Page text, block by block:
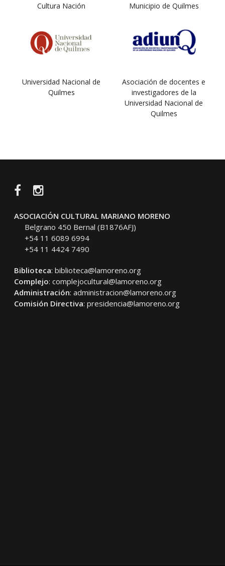
Cultura Nación Municipio de Quilmes
Universidad Nacional de
Quilmes
Asociación de docentes e
investigadores de la
Universidad Nacional de
Quilmes
FacebookInstagram
ASOCIACIÓN CULTURAL MARIANO MORENO
Belgrano 450 Bernal (B1876AFJ)
+54 11 6089 6994
+54 11 4424 7490
Biblioteca: biblioteca@lamoreno.org
Complejo: complejocultural@lamoreno.org
Administración: administracion@lamoreno.org
Comisión Directiva: presidencia@lamoreno.org